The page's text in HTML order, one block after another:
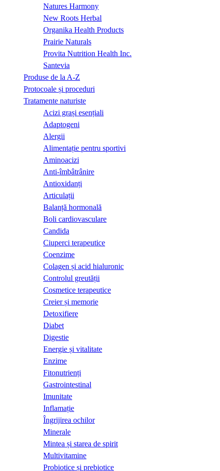
Natures Harmony
New Roots Herbal
Organika Health Products
Prairie Naturals
Provita Nutrition Health Inc.
Santevia
Produse de la A-Z
Protocoale și proceduri
Tratamente naturiste
Acizi grași esențiali
Adaptogeni
Alergii
Alimentație pentru sportivi
Aminoacizi
Anti-îmbâtrânire
Antioxidanți
Articulații
Balanță hormonală
Boli cardiovasculare
Candida
Ciuperci terapeutice
Coenzime
Colagen și acid hialuronic
Controlul greutății
Cosmetice terapeutice
Creier și memorie
Detoxifiere
Diabet
Digestie
Energie și vitalitate
Enzime
Fitonutrienți
Gastrointestinal
Imunitate
Inflamație
Îngrijirea ochilor
Minerale
Mintea și starea de spirit
Multivitamine
Probiotice și prebiotice